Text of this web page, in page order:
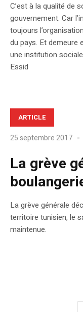
C’est à la qualité de
gouvernement. Car
toujours
du pays. Et demeure
une institution
Essid
ARTICLE
25 septembre 2017
La grève
La grève générale
territoire tunisien, le
maintenue.